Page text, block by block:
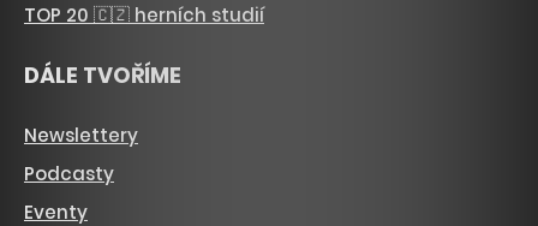
TOP 20 🇨🇿 herních studií
DÁLE TVOŘÍME
Newslettery
Podcasty
Eventy